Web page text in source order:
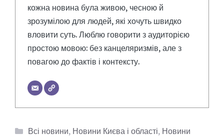
кожна новина була живою, чесною й
зрозумілою для людей, які хочуть швидко
вловити суть. Люблю говорити з аудиторією
простою мовою: без канцеляризмів, але з
повагою до фактів і контексту.
Категорії
Всі новини, Новини Києва і області, Новини